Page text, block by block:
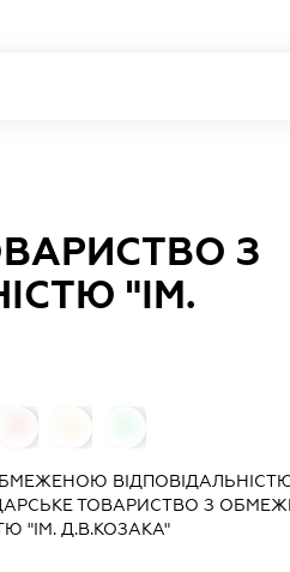
З
"ІМ.
ТОВАРИСТВО З
"ІМ. Д.В.КОЗАКА"